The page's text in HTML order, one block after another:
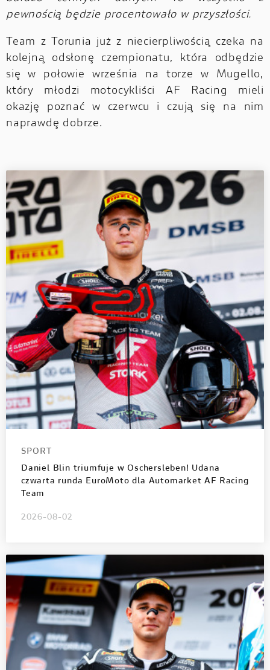
pewnością będzie procentowało w przyszłości.
Team z Torunia już z niecierpliwością czeka na
kolejną odsłonę czempionatu, która odbędzie
się w połowie września na torze w Mugello,
który młodzi motocykliści AF Racing mieli
okazję poznać w czerwcu i czują się na nim
naprawdę dobrze.
SPORT
Daniel Blin triumfuje w Oschersleben! Udana
czwarta runda EuroMoto dla Automarket AF Racing
Team
2026-08-02